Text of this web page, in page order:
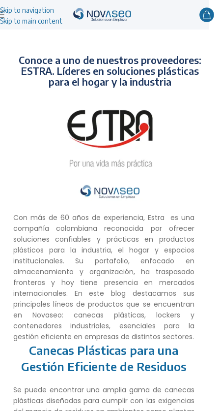
Skip to navigation
Skip to main content
Conoce a uno de nuestros proveedores:
ESTRA. Líderes en soluciones plásticas
para el hogar y la industria
Con más de 60 años de experiencia, Estra es una
compañía colombiana reconocida por ofrecer
soluciones confiables y prácticas en productos
plásticos para la industria, el hogar y espacios
institucionales. Su portafolio, enfocado en
almacenamiento y organización, ha traspasado
fronteras y hoy tiene presencia en mercados
internacionales. En este blog destacamos sus
principales líneas de productos que se encuentran
en Novaseo: canecas plásticas, lockers y
contenedores industriales, esenciales para la
gestión eficiente en empresas de distintos sectores.
Canecas Plásticas para una
Gestión Eficiente de Residuos
Se puede encontrar una amplia gama de canecas
plásticas diseñadas para cumplir con las exigencias